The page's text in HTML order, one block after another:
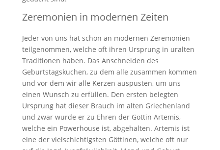
Zeremonien in modernen Zeiten
Jeder von uns hat schon an modernen Zeremonien
teilgenommen, welche oft ihren Ursprung in uralten
Traditionen haben. Das Anschneiden des
Geburtstagskuchen, zu dem alle zusammen kommen
und vor dem wir alle Kerzen auspusten, um uns
einen Wunsch zu erfüllen. Den ersten belegten
Ursprung hat dieser Brauch im alten Griechenland
und zwar wurde er zu Ehren der Göttin Artemis,
welche ein Powerhouse ist, abgehalten. Artemis ist
eine der vielschichtigsten Göttinen, welche oft nur